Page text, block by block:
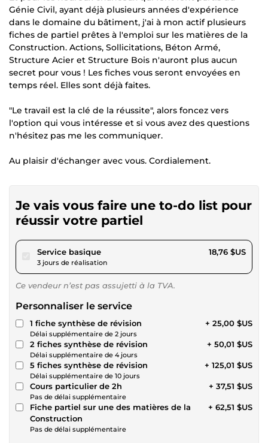
Génie Civil, ayant déjà plusieurs années d'expérience
dans le domaine du bâtiment, j'ai à mon actif plusieurs
fiches de partiel prêtes à l'emploi sur les matières de la
Construction. Actions, Sollicitations, Béton Armé,
Structure Acier et Structure Bois n'auront plus aucun
secret pour vous ! Les fiches vous seront envoyées en
temps réel. Elles sont déjà faites.
"Le travail est la clé de la réussite", alors foncez vers
l'option qui vous intéresse et si vous avez des questions
n'hésitez pas me les communiquer.
Au plaisir d'échanger avec vous. Cordialement.
Je vais vous faire une to-do list pour
réussir votre partiel
Service basiquepour 17,28 $US
3 jours de réalisation
18,76 $US
Ce vendeur n’est pas assujetti à la TVA.
Personnaliser le service
1 fiche synthèse de révision
Délai supplémentaire de 2 jours
+ 25,00 $US
2 fiches synthèse de révision
Délai supplémentaire de 4 jours
+ 50,01 $US
5 fiches synthèse de révision
Délai supplémentaire de 10 jours
+ 125,01 $US
Cours particulier de 2h
Pas de délai supplémentaire
+ 37,51 $US
Fiche partiel sur une des matières de la
Construction
Pas de délai supplémentaire
+ 62,51 $US